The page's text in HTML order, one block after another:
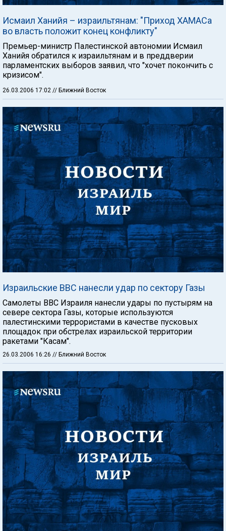
Исмаил Ханийя – израильтянам: "Приход ХАМАСа
во власть положит конец конфликту"
Премьер-министр Палестинской автономии Исмаил
Ханийя обратился к израильтянам и в преддверии
парламентских выборов заявил, что "хочет покончить с
кризисом".
26.03.2006 17:02 // Ближний Восток
Израильские ВВС нанесли удар по сектору Газы
Самолеты ВВС Израиля нанесли удары по пустырям на
севере сектора Газы, которые используются
палестинскими террористами в качестве пусковых
площадок при обстрелах израильской территории
ракетами "Касам".
26.03.2006 16:26 // Ближний Восток